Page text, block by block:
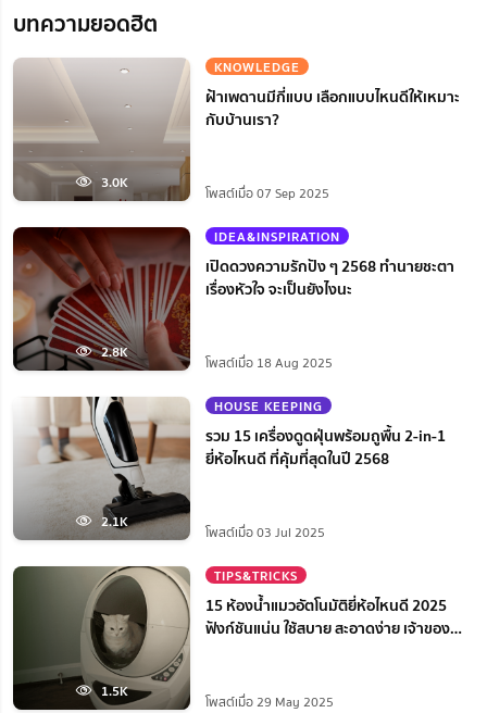
บทความยอดฮิต
3.0K
KNOWLEDGE
ฝ้าเพดานมีกี่แบบ เลือกแบบไหนดีให้เหมาะ
กับบ้านเรา?
โพสต์เมื่อ 07 Sep 2025
2.8K
IDEA&INSPIRATION
เปิดดวงความรักปัง ๆ 2568 ทำนายชะตา
เรื่องหัวใจ จะเป็นยังไงนะ
โพสต์เมื่อ 18 Aug 2025
2.1K
HOUSE KEEPING
รวม 15 เครื่องดูดฝุ่นพร้อมถูพื้น 2-in-1
ยี่ห้อไหนดี ที่คุ้มที่สุดในปี 2568
โพสต์เมื่อ 03 Jul 2025
1.5K
TIPS&TRICKS
15 ห้องน้ำแมวอัตโนมัติยี่ห้อไหนดี 2025
ฟังก์ชันแน่น ใช้สบาย สะอาดง่าย เจ้าของ
โพสต์เมื่อ 29 May 2025